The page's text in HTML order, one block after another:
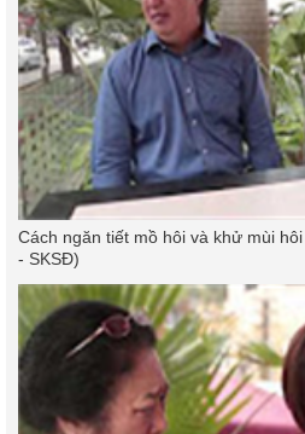
Cách ngăn tiết mồ hôi và khử mùi
- SKSĐ)